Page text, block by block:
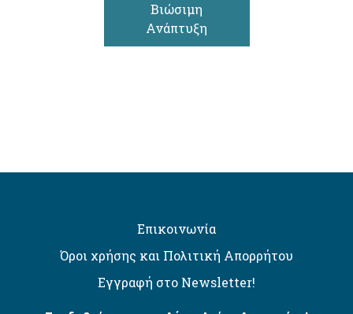
Βιώσιμη
Ανάπτυξη
Επικοινωνία
Όροι χρήσης και Πολιτική Απορρήτου
Εγγραφή στο Newsletter!